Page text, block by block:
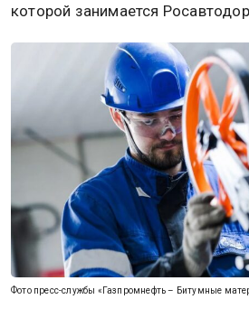
которой занимается
Фото пресс-службы «Газпромнефть – Битумные